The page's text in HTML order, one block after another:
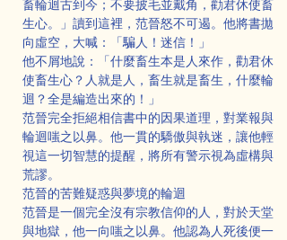
畜輪迴古到今；不要披毛並戴角，勸君休使畜
生心。」讀到這裡，范晉怒不可遏。他將書拋
向虛空，大喊：「騙人！迷信！」
他不屑地說：「什麼畜生本是人來作，勸君休
使畜生心？人就是人，畜生就是畜生，什麼輪
迴？全是編造出來的！」
范晉完全拒絕相信書中的因果道理，對業報與
輪迴嗤之以鼻。他一貫的驕傲與執迷，讓他輕
視這一切智慧的提醒，將所有警示視為虛構與
荒謬。
范晉的苦難疑惑與夢境的輪迴
范晉是一個完全沒有宗教信仰的人，對於天堂
與地獄，他一向嗤之以鼻。他認為人死後便一